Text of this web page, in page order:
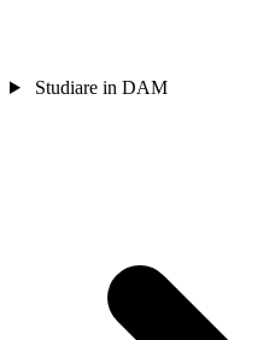
Studiare in DAM